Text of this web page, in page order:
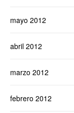
mayo 2012
abril 2012
marzo 2012
febrero 2012